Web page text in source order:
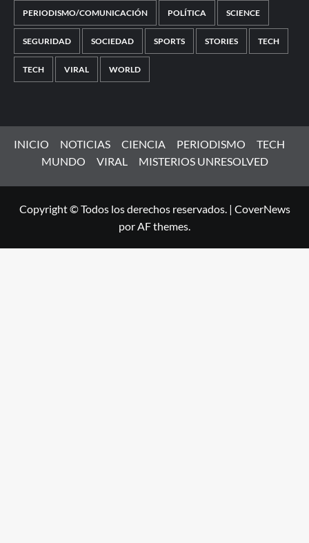
PERIODISMO/COMUNICACIÓN POLÍTICA SCIENCE
SEGURIDAD SOCIEDAD SPORTS STORIES TECH
TECH VIRAL WORLD
INICIO NOTICIAS CIENCIA PERIODISMO
TECH
MUNDO
VIRAL MISTERIOS UNRESOLVED
Copyright © Todos los derechos reservados. | CoverNews
por AF themes.